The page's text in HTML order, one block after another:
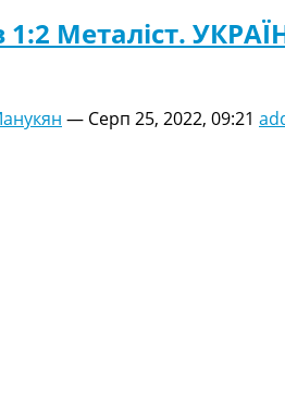
1:2 Металіст.
— Серп 25, 2022, 09:21